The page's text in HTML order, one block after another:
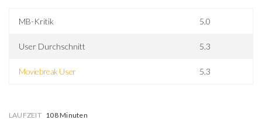
MB-Kritik 5.0
User Durchschnitt 5.3
Moviebreak User 5.3
LAUFZEIT 108 Minuten